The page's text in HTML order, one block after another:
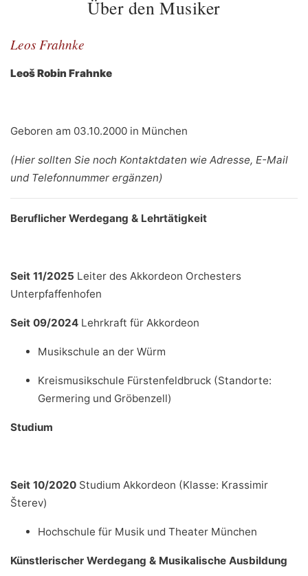
Über den Musiker
Leos Frahnke
Leoš Robin Frahnke
Geboren am 03.10.2000 in München
(Hier sollten Sie noch Kontaktdaten wie Adresse, E-Mail
und Telefonnummer ergänzen)
Beruflicher Werdegang & Lehrtätigkeit
Seit 11/2025 Leiter des Akkordeon Orchesters
Unterpfaffenhofen
Seit 09/2024 Lehrkraft für Akkordeon
Musikschule an der Würm
Kreismusikschule Fürstenfeldbruck (Standorte:
Germering und Gröbenzell)
Studium
Seit 10/2020 Studium Akkordeon (Klasse: Krassimir
Šterev)
Hochschule für Musik und Theater München
Künstlerischer Werdegang & Musikalische Ausbildung